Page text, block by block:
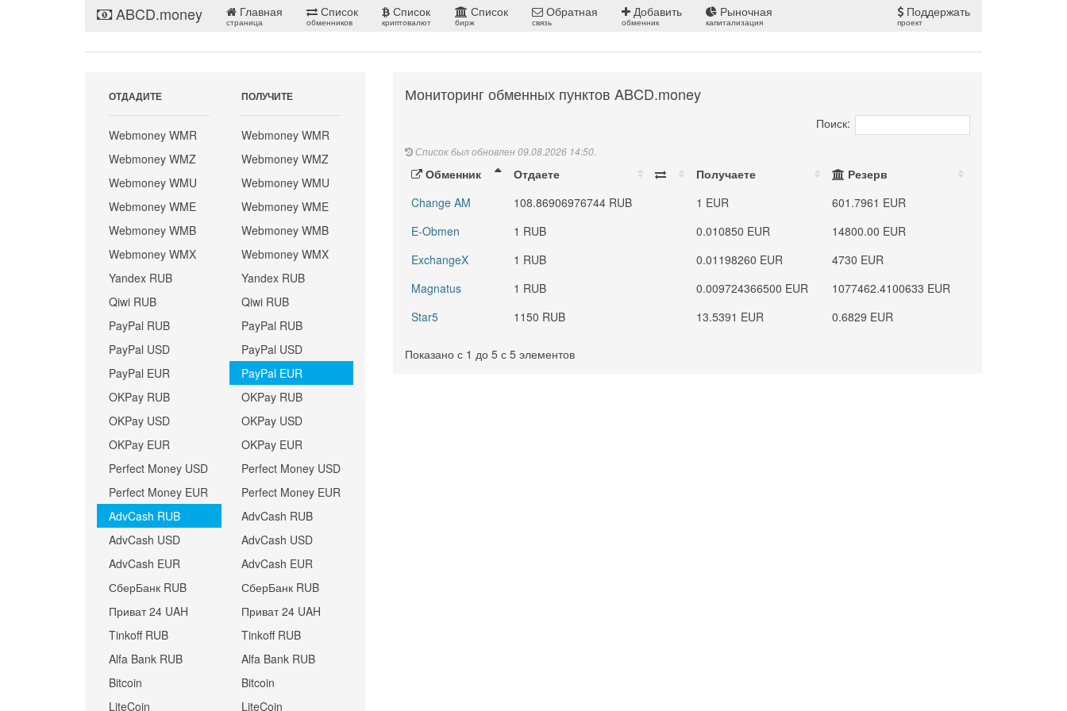
ABCD.money Главная
страница
Список
обменников
Список
криптовалют
Список
бирж
Обратная
связь
Добавить
обменник
Рыночная
капитализация
Поддержать
проект
ОТДАДИТЕ
Webmoney WMR
Webmoney WMZ
Webmoney WMU
Webmoney WME
Webmoney WMB
Webmoney WMX
Yandex RUB
Qiwi RUB
PayPal RUB
PayPal USD
PayPal EUR
OKPay RUB
OKPay USD
OKPay EUR
Perfect Money USD
Perfect Money EUR
AdvCash RUB
AdvCash USD
AdvCash EUR
СберБанк RUB
Приват 24 UAH
Tinkoff RUB
Alfa Bank RUB
Bitcoin
LiteCoin
ПОЛУЧИТЕ
Webmoney WMR
Webmoney WMZ
Webmoney WMU
Webmoney WME
Webmoney WMB
Webmoney WMX
Yandex RUB
Qiwi RUB
PayPal RUB
PayPal USD
PayPal EUR
OKPay RUB
OKPay USD
OKPay EUR
Perfect Money USD
Perfect Money EUR
AdvCash RUB
AdvCash USD
AdvCash EUR
СберБанк RUB
Приват 24 UAH
Tinkoff RUB
Alfa Bank RUB
Bitcoin
LiteCoin
Мониторинг обменных пунктов ABCD.money
Поиск:
Список был обновлен 09.08.2026 14:50.
Обменник Отдаете Получаете
Резерв
Change AM
108.86906976744 RUB 1 EUR
601.7961 EUR
E-Obmen
1 RUB 0.010850 EUR
14800.00 EUR
ExchangeX
1 RUB 0.01198260 EUR
4730 EUR
Magnatus
1 RUB 0.009724366500 EUR
1077462.4100633 EUR
Star5
1150 RUB 13.5391 EUR 0.6829 EUR
Показано с 1 до 5 с 5 элементов